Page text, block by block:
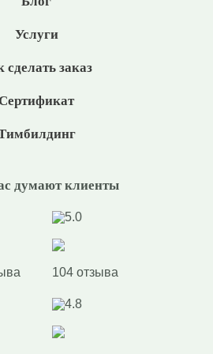
Услуги
сделать заказ
думают клиенты
5.0
104 отзыва
4.8